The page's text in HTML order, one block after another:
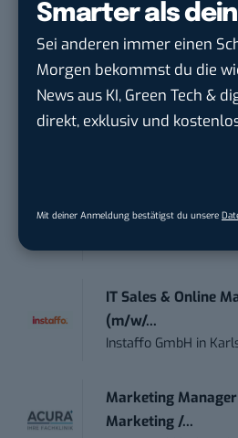
Smarter als
Sei anderen immer einen
Morgen bekommst du die
News aus KI, Green Tech &
direkt, exklusiv und
Mit deiner Anmeldung bestätigst du unsere
kostenlos anmelden.
STELLENANZEIGEN
Social Media
touristische...
IT Sales & Online
(m/w/...
Instaffo GmbH in
Marketing
Marketing /...